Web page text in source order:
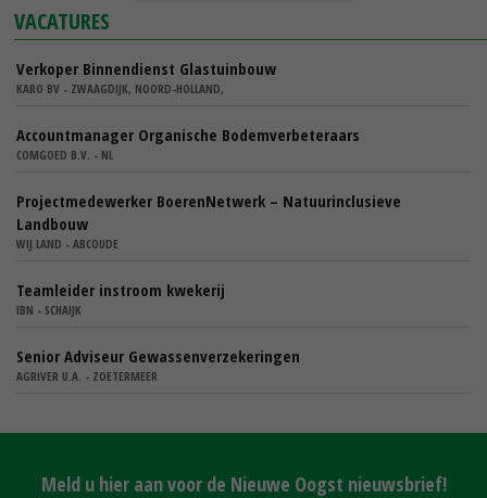
VACATURES
Verkoper Binnendienst Glastuinbouw
KARO BV - ZWAAGDIJK, NOORD-HOLLAND,
Accountmanager Organische Bodemverbeteraars
COMGOED B.V. - NL
Projectmedewerker BoerenNetwerk – Natuurinclusieve
Landbouw
WIJ.LAND - ABCOUDE
Teamleider instroom kwekerij
IBN - SCHAIJK
Senior Adviseur Gewassenverzekeringen
AGRIVER U.A. - ZOETERMEER
Meld u hier aan voor de Nieuwe Oogst nieuwsbrief!